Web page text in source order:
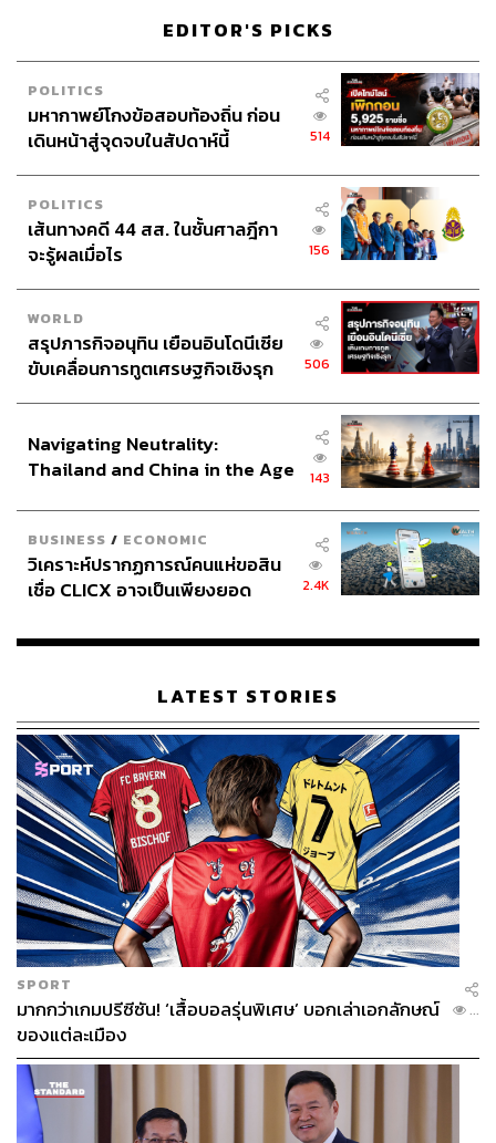
EDITOR'S PICKS
POLITICS
มหากาพย์โกงข้อสอบท้องถิ่น ก่อน
เดินหน้าสู่จุดจบในสัปดาห์นี้
514
POLITICS
เส้นทางคดี 44 สส. ในชั้นศาลฎีกา
จะรู้ผลเมื่อไร
156
WORLD
สรุปภารกิจอนุทิน เยือนอินโดนีเซีย
ขับเคลื่อนการทูตเศรษฐกิจเชิงรุก
506
Navigating Neutrality:
Thailand and China in the Age
143
BUSINESS / ECONOMIC
วิเคราะห์ปรากฏการณ์คนแห่ขอสิน
เชื่อ CLICX อาจเป็นเพียงยอด
เรือนไทยที่ถูกซุกไว้
2.4K
LATEST STORIES
SPORT
มากกว่าเกมปรีซีซัน! ‘เสื้อบอลรุ่นพิเศษ’ บอกเล่าเอกลักษณ์
ของแต่ละเมือง
...